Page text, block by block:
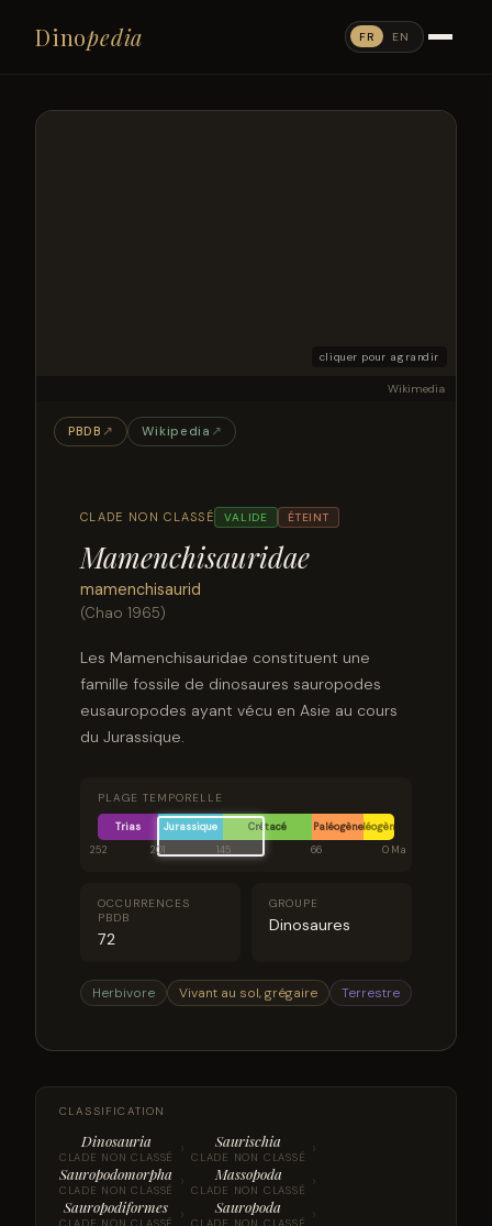
Dinopedia FR EN
CLADE NON CLASSÉ VALIDE ÉTEINT
Mamenchisauridae
mamenchisaurid
(Chao 1965)
Les Mamenchisauridae constituent une
famille fossile de dinosaures sauropodes
eusauropodes ayant vécu en Asie au cours
du Jurassique.
PLAGE TEMPORELLE
Trias Jurassique Crétacé PaléogèneNéogène
252
201 145 66 0 Ma
OCCURRENCES
PBDB
72
GROUPE
Dinosaures
Herbivore Vivant au sol, grégaire Terrestre
cliquer pour agrandir
Wikimedia
PBDB ↗ Wikipedia ↗
CLASSIFICATION
Dinosauria
CLADE NON CLASSÉ › Saurischia
CLADE NON CLASSÉ ›
Sauropodomorpha
CLADE NON CLASSÉ › Massopoda
CLADE NON CLASSÉ ›
Sauropodiformes
CLADE NON CLASSÉ › Sauropoda
CLADE NON CLASSÉ ›